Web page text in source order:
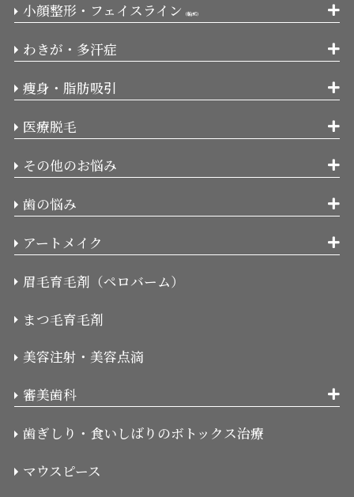
小顔整形・フェイスライン （輪郭）
わきが・多汗症
痩身・脂肪吸引
医療脱毛
その他のお悩み
歯の悩み
アートメイク
眉毛育毛剤（ペロバーム）
まつ毛育毛剤
美容注射・美容点滴
審美歯科
歯ぎしり・食いしばりのボトックス治療
マウスピース